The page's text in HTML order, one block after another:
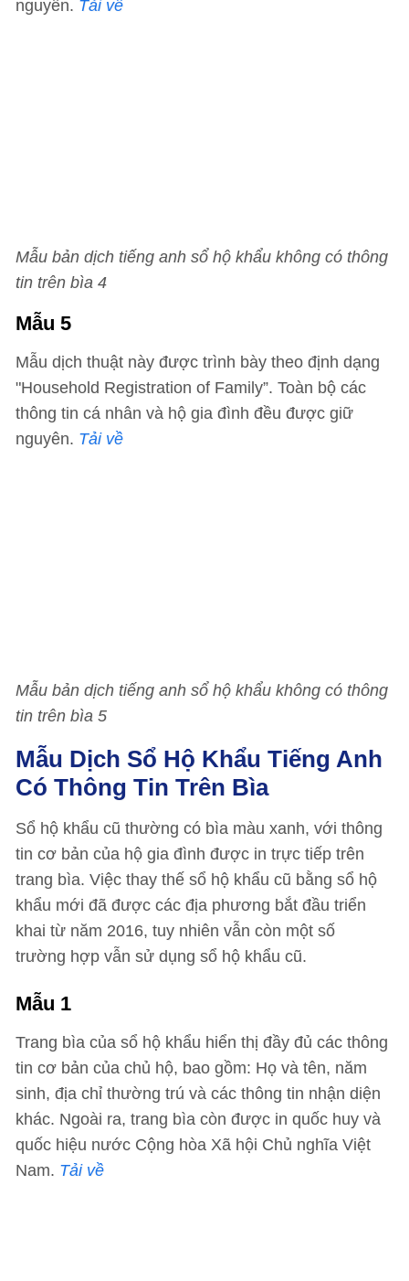
nguyên. Tải về
Mẫu bản dịch tiếng anh sổ hộ khẩu không có thông
tin trên bìa 4
Mẫu 5
Mẫu dịch thuật này được trình bày theo định dạng
"Household Registration of Family”. Toàn bộ các
thông tin cá nhân và hộ gia đình đều được giữ
nguyên. Tải về
Mẫu bản dịch tiếng anh sổ hộ khẩu không có thông
tin trên bìa 5
Mẫu Dịch Sổ Hộ Khẩu Tiếng Anh
Có Thông Tin Trên Bìa
Sổ hộ khẩu cũ thường có bìa màu xanh, với thông
tin cơ bản của hộ gia đình được in trực tiếp trên
trang bìa. Việc thay thế sổ hộ khẩu cũ bằng sổ hộ
khẩu mới đã được các địa phương bắt đầu triển
khai từ năm 2016, tuy nhiên vẫn còn một số
trường hợp vẫn sử dụng sổ hộ khẩu cũ.
Mẫu 1
Trang bìa của sổ hộ khẩu hiển thị đầy đủ các thông
tin cơ bản của chủ hộ, bao gồm: Họ và tên, năm
sinh, địa chỉ thường trú và các thông tin nhận diện
khác. Ngoài ra, trang bìa còn được in quốc huy và
quốc hiệu nước Cộng hòa Xã hội Chủ nghĩa Việt
Nam. Tải về